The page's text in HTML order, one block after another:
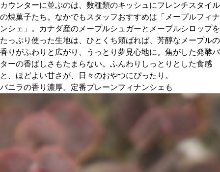
紹介します。
おすすめのイベント
カウンターに並ぶのは、数種類のキッシュにフレンチスタイル
の焼菓子たち。なかでもスタッフおすすめは「メープルフィナ
ンシェ」。カナダ産のメープルシュガーとメープルシロップを
たっぷり使った生地は、ひとくち頬ばれば、芳醇なメープルの
香りがふわりと広がり、うっとり夢見心地に。焦がした発酵バ
ターの香ばしさもたまらない。ふんわりしっとりとした食感
と、ほどよい甘さが、日々のおやつにぴったり。
バニラの香り濃厚。定番プレーンフィナンシェも